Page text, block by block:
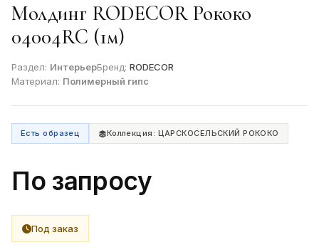
Молдинг RODECOR Рококо
04004RC (1м)
Раздел: ИнтерьерБренд: RODECOR
Материал: Полимерный гипс
Есть образец Коллекция: ЦАРСКОСЕЛЬСКИЙ РОКОКО
По запросу
Под заказ